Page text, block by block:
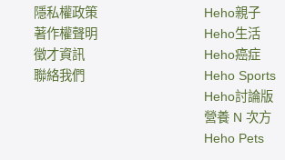
隱私權政策
著作權聲明
徵才資訊
聯絡我們
Heho親子
Heho生活
Heho癌症
Heho Sports
Heho討論版
營養 N 次方
Heho Pets